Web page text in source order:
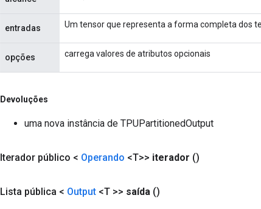
entradas Um tensor que representa a forma completa dos
opções carrega valores de atributos opcionais
Devoluções
uma nova instância de TPUPartitionedOutput
Iterador público < Operando <T>> iterador ()
Lista pública < Output <T >> saída ()